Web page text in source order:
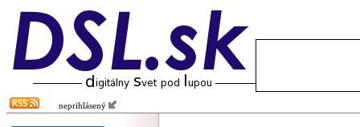
neprihlásený